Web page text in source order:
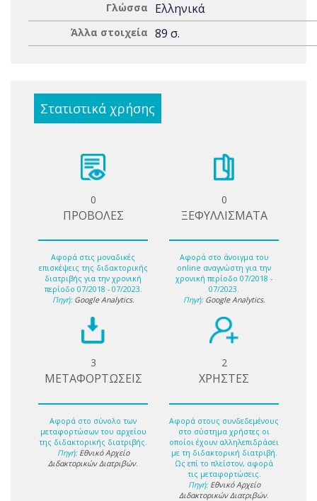
Γλώσσα Ελληνικά
Άλλα στοιχεία 89 σ.
Στατιστικά χρήσης
0
ΠΡΟΒΟΛΕΣ
Αφορά στις μοναδικές
επισκέψεις της διδακτορικής
διατριβής για την χρονική
περίοδο 07/2018 - 07/2023.
Πηγή: Google Analytics.
0
ΞΕΦΥΛΛΙΣΜΑΤΑ
Αφορά στο άνοιγμα του
online αναγνώστη για την
χρονική περίοδο 07/2018 -
07/2023.
Πηγή: Google Analytics.
3
ΜΕΤΑΦΟΡΤΩΣΕΙΣ
Αφορά στο σύνολο των
μεταφορτώσων του αρχείου
της διδακτορικής διατριβής.
Πηγή: Εθνικό Αρχείο
Διδακτορικών Διατριβών.
2
ΧΡΗΣΤΕΣ
Αφορά στους συνδεδεμένους
στο σύστημα χρήστες οι
οποίοι έχουν αλληλεπιδράσει
με τη διδακτορική διατριβή.
Ως επί το πλείστον, αφορά
τις μεταφορτώσεις.
Πηγή: Εθνικό Αρχείο
Διδακτορικών Διατριβών.